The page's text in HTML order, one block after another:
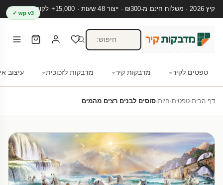
קיץ 2026 · משלוח חינם מ-₪300 · ייצור 48 שעות · 15,000+ לקוחות מרוצים
טפטים לקיר מדבקות קיר מדבקות לזכוכית עיצוב
wp v3 ✓
דף הבית›טפטים›חיות›סוסים לבנים רצים מהמים